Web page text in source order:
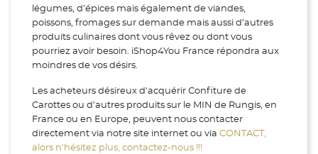
légumes, d’épices mais également de viandes,
poissons, fromages sur demande mais aussi d’autres
produits culinaires dont vous rêvez ou dont vous
pourriez avoir besoin. iShop4You France répondra aux
moindres de vos désirs.
Les acheteurs désireux d'acquérir Confiture de
Carottes ou d’autres produits sur le MIN de Rungis, en
France ou en Europe, peuvent nous contacter
directement via notre site internet ou via CONTACT,
alors n’hésitez plus, contactez-nous !!!